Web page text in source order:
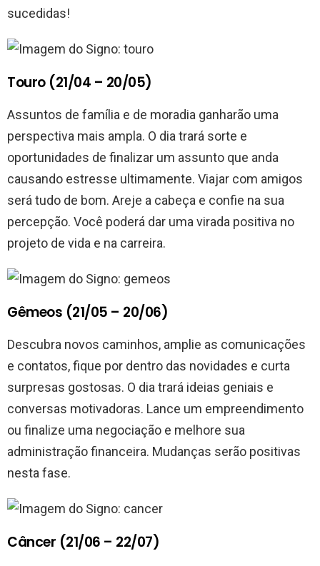
sucedidas!
Touro (21/04 – 20/05)
Assuntos de família e de moradia ganharão uma
perspectiva mais ampla. O dia trará sorte e
oportunidades de finalizar um assunto que anda
causando estresse ultimamente. Viajar com amigos
será tudo de bom. Areje a cabeça e confie na sua
percepção. Você poderá dar uma virada positiva no
projeto de vida e na carreira.
Gêmeos (21/05 – 20/06)
Descubra novos caminhos, amplie as comunicações
e contatos, fique por dentro das novidades e curta
surpresas gostosas. O dia trará ideias geniais e
conversas motivadoras. Lance um empreendimento
ou finalize uma negociação e melhore sua
administração financeira. Mudanças serão positivas
nesta fase.
Câncer (21/06 – 22/07)